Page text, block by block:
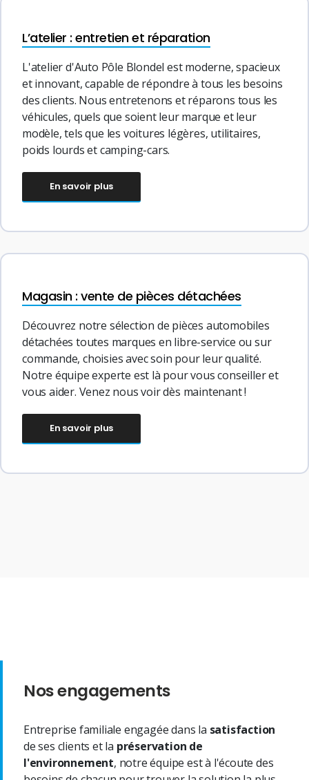
L’atelier : entretien et réparation
L'atelier d'Auto Pôle Blondel est moderne, spacieux
et innovant, capable de répondre à tous les besoins
des clients. Nous entretenons et réparons tous les
véhicules, quels que soient leur marque et leur
modèle, tels que les voitures légères, utilitaires,
poids lourds et camping-cars.
En savoir plus
Magasin : vente de pièces détachées
Découvrez notre sélection de pièces automobiles
détachées toutes marques en libre-service ou sur
commande, choisies avec soin pour leur qualité.
Notre équipe experte est là pour vous conseiller et
vous aider. Venez nous voir dès maintenant !
En savoir plus
Nos engagements
Entreprise familiale engagée dans la satisfaction
de ses clients et la préservation de
l'environnement, notre équipe est à l'écoute des